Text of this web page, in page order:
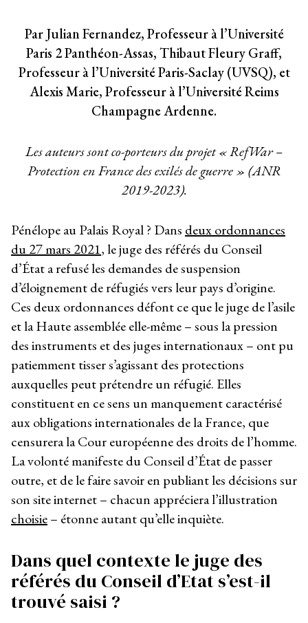
Par Julian Fernandez, Professeur à l’Université
Paris 2 Panthéon-Assas, Thibaut Fleury Graff,
Professeur à l’Université Paris-Saclay (UVSQ), et
Alexis Marie, Professeur à l’Université Reims
Champagne Ardenne.
Les auteurs sont co-porteurs du projet « RefWar –
Protection en France des exilés de guerre » (ANR
2019-2023).
Pénélope au Palais Royal ? Dans deux ordonnances
du 27 mars 2021, le juge des référés du Conseil
d’État a refusé les demandes de suspension
d’éloignement de réfugiés vers leur pays d’origine.
Ces deux ordonnances défont ce que le juge de l’asile
et la Haute assemblée elle-même – sous la pression
des instruments et des juges internationaux – ont pu
patiemment tisser s’agissant des protections
auxquelles peut prétendre un réfugié. Elles
constituent en ce sens un manquement caractérisé
aux obligations internationales de la France, que
censurera la Cour européenne des droits de l’homme.
La volonté manifeste du Conseil d’État de passer
outre, et de le faire savoir en publiant les décisions sur
son site internet – chacun appréciera l’illustration
choisie– étonne autant qu’elle inquiète.
Dans quel contexte le juge des
référés du Conseil d’Etat s’est-il
trouvé saisi ?